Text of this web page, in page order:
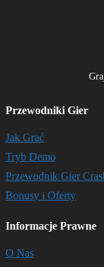
Przewodniki Gier
Jak Grać
Tryb Demo
Przewodnik Gier
Bonusy i Oferty
Informacje Prawne
O Nas